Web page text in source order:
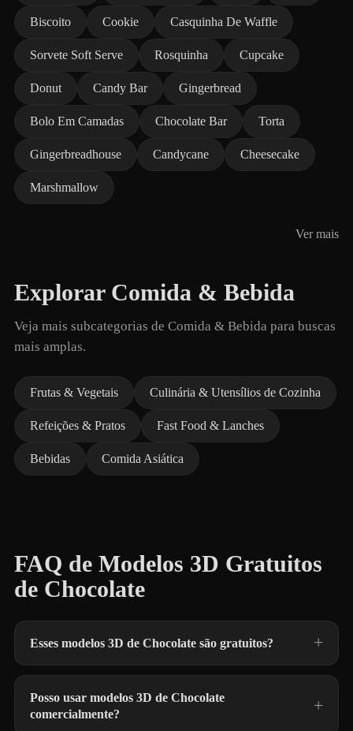
Biscoito Cookie Casquinha De Waffle
Sorvete Soft Serve Rosquinha Cupcake
Donut Candy Bar Gingerbread
Bolo Em Camadas Chocolate Bar Torta
Gingerbreadhouse Candycane Cheesecake
Marshmallow
Ver mais
Explorar Comida & Bebida
Veja mais subcategorias de Comida & Bebida para buscas
mais amplas.
Frutas & Vegetais Culinária & Utensílios de Cozinha
Refeições & Pratos Fast Food & Lanches
Bebidas Comida Asiática
FAQ de Modelos 3D Gratuitos
de Chocolate
Esses modelos 3D de Chocolate são gratuitos?
Posso usar modelos 3D de Chocolate
comercialmente?